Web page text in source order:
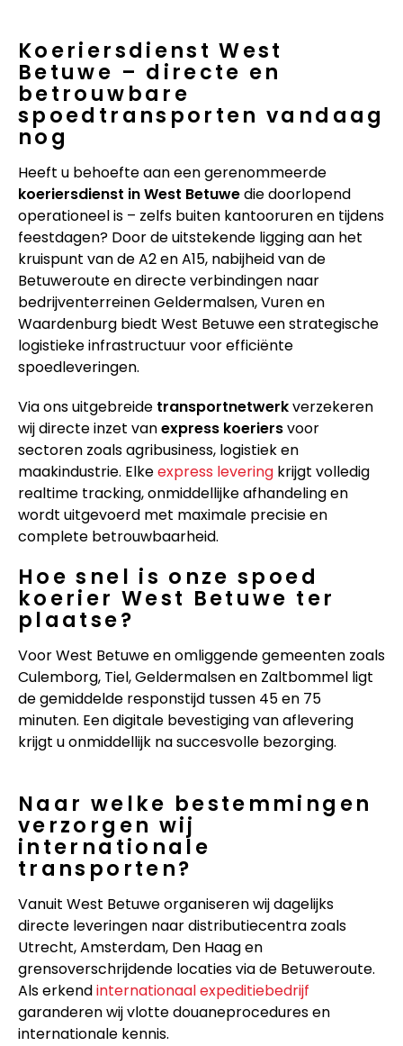
Koeriersdienst West
Betuwe – directe en
betrouwbare
spoedtransporten vandaag
nog
Heeft u behoefte aan een gerenommeerde
koeriersdienst in West Betuwedie doorlopend
operationeel is – zelfs buiten kantooruren en tijdens
feestdagen? Door de uitstekende ligging aan het
kruispunt van de A2 en A15, nabijheid van de
Betuweroute en directe verbindingen naar
bedrijventerreinen Geldermalsen, Vuren en
Waardenburg biedt West Betuwe een strategische
logistieke infrastructuur voor efficiënte
spoedleveringen.
Via ons uitgebreide transportnetwerkverzekeren
wij directe inzet vanexpress koeriersvoor
sectoren zoals agribusiness, logistiek en
maakindustrie. Elkeexpress levering krijgt volledig
realtime tracking, onmiddellijke afhandeling en
wordt uitgevoerd met maximale precisie en
complete betrouwbaarheid.
Hoe snel is onze spoed
koerier West Betuwe ter
plaatse?
Voor West Betuwe en omliggende gemeenten zoals
Culemborg, Tiel, Geldermalsen en Zaltbommel ligt
de gemiddelde responstijd tussen 45 en 75
minuten. Een digitale bevestiging van aflevering
krijgt u onmiddellijk na succesvolle bezorging.
Naar welke bestemmingen
verzorgen wij
internationale
transporten?
Vanuit West Betuwe organiseren wij dagelijks
directe leveringen naar distributiecentra zoals
Utrecht, Amsterdam, Den Haag en
grensoverschrijdende locaties via de Betuweroute.
Als erkendinternationaal expeditiebedrijf
garanderen wij vlotte douaneprocedures en
internationale kennis.